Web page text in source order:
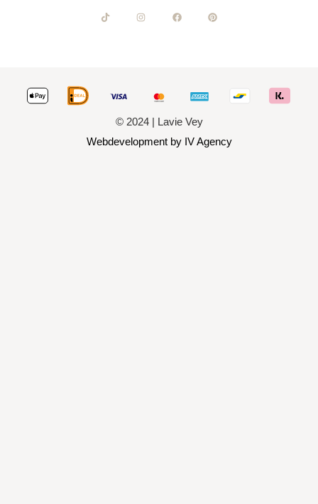
© 2024 | Lavie Vey
Webdevelopment by IV Agency